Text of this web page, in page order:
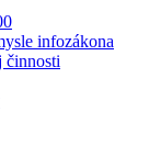
infozákona
činnosti